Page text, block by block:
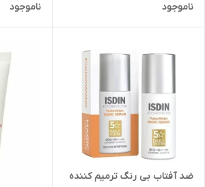
ناموجود
ناموجود
ضد آفتاب بی رنگ ترمیم کننده